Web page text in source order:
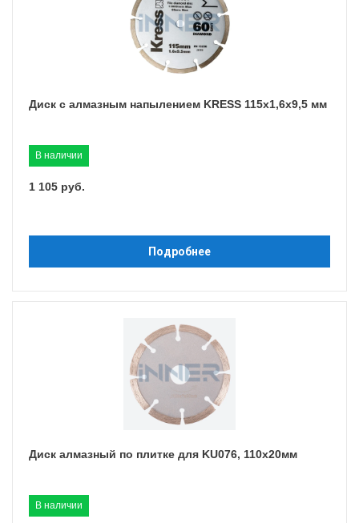
Диск с алмазным напылением KRESS 115х1,6х9,5 мм
В наличии
1 105 руб.
Подробнее
Диск алмазный по плитке для KU076, 110х20мм
В наличии